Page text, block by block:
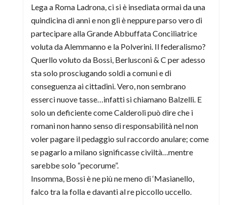
Lega a Roma Ladrona, ci si è insediata ormai da una
quindicina di anni e non gli è neppure parso vero di
partecipare alla Grande Abbuffata Conciliatrice
voluta da Alemmanno e la Polverini. Il federalismo?
Querllo voluto da Bossi, Berlusconi & C per adesso
sta solo prosciugando soldi a comuni e di
conseguenza ai cittadini. Vero, non sembrano
esserci nuove tasse…infatti si chiamano Balzelli. E
solo un deficiente come Calderoli può dire che i
romani non hanno senso di responsabilità nel non
voler pagare il pedaggio sul raccordo anulare; come
se pagarlo a milano significasse civiltà…mentre
sarebbe solo “pecorume”.
Insomma, Bossi è ne più ne meno di ‘Masianello,
falco tra la folla e davanti al re piccollo uccello.